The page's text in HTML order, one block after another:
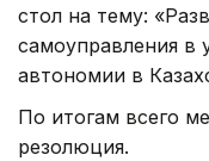
стол на тему:
самоуправления в
автономии в
По итогам всего
резолюция.